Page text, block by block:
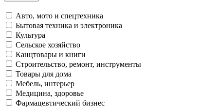
Авто, мото и спецтехника
Бытовая техника и электроника
Культура
Сельское хозяйство
Канцтовары и книги
Строительство, ремонт, инструменты
Товары для дома
Мебель, интерьер
Медицина, здоровье
Фармацевтический бизнес